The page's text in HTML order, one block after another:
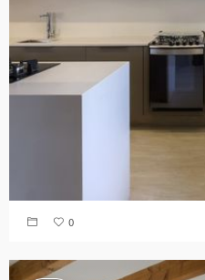
0